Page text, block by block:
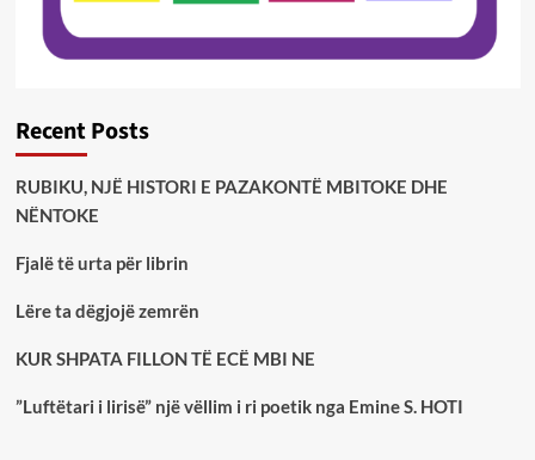
Recent Posts
RUBIKU, NJË HISTORI E PAZAKONTË MBITOKE DHE
NËNTOKE
Fjalë të urta për librin
Lëre ta dëgjojë zemrën
KUR SHPATA FILLON TË ECË MBI NE
”Luftëtari i lirisë” një vëllim i ri poetik nga Emine S. HOTI